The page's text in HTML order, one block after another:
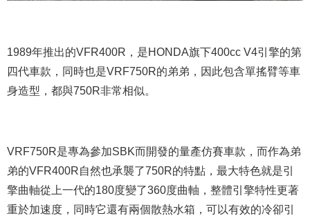
1989年推出的VFR400R，是HONDA旗下400cc V4引擎的第
四代車款，同時也是VRF750R的弟弟，因此包含單搖臂等車
身造型，都與750R非常相似。
VRF750R是專為參加SBK而開發的量產仿賽車款，而作為弟
弟的VFR400R自然也承襲了750R的特點，最大特色就是引
擎曲軸從上一代的180度變了360度曲軸，整體引擎特性更著
重於加速度，同時它還有兩個散熱水箱，可以有效的冷卻引